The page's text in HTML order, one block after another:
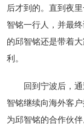
后才到的。直到夜
智铭一行人，并最
的邱智铭还是带着
利。
回到宁波后，
智铭继续向海外客
为邱智铭的合作伙